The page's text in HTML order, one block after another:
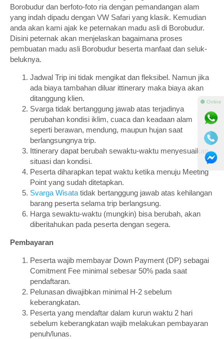
Borobudur dan berfoto-foto ria dengan pemandangan alam
yang indah dipadu dengan VW Safari yang klasik. Kemudian
anda akan kami ajak ke peternakan madu asli di Borobudur.
Disini peternak akan menjelaskan bagaimana proses
pembuatan madu asli Borobudur beserta manfaat dan seluk-
beluknya.
Jadwal Trip ini tidak mengikat dan fleksibel. Namun jika
ada biaya tambahan diluar ittinerary maka biaya akan
ditanggung klien.
Svarga tidak bertanggung jawab atas terjadinya
perubahan kondisi iklim, cuaca dan keadaan alam
seperti berawan, mendung, maupun hujan saat
berlangsungnya trip.
Ittinerary dapat berubah sewaktu-waktu menyesuaikan
situasi dan kondisi.
Peserta diharapkan tepat waktu ketika menuju Meeting
Point yang sudah ditetapkan.
Svarga Wisata tidak bertanggung jawab atas kehilangan
barang peserta selama trip berlangsung.
Harga sewaktu-waktu (mungkin) bisa berubah, akan
diberitahukan pada peserta dengan segera.
Pembayaran
Peserta wajib membayar Down Payment (DP) sebagai
Comitment Fee minimal sebesar 50% pada saat
pendaftaran.
Pelunasan diwajibkan minimal H-2 sebelum
keberangkatan.
Peserta yang mendaftar dalam kurun waktu 2 hari
sebelum keberangkatan wajib melakukan pembayaran
penuh/lunas.
⚫ Online